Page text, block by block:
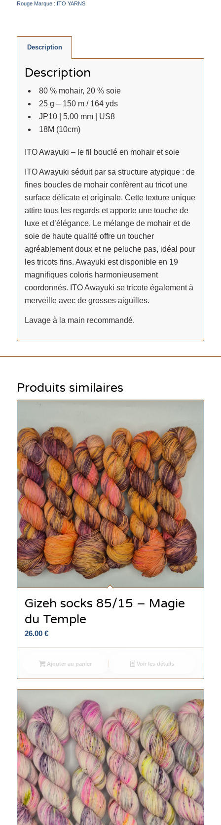
Rouge Marque : ITO YARNS
Description
Description
80 % mohair, 20 % soie
25 g – 150 m / 164 yds
JP10 | 5,00 mm | US8
18M (10cm)
ITO Awayuki – le fil bouclé en mohair et soie
ITO Awayuki séduit par sa structure atypique : de
fines boucles de mohair confèrent au tricot une
surface délicate et originale. Cette texture unique
attire tous les regards et apporte une touche de
luxe et d’élégance. Le mélange de mohair et de
soie de haute qualité offre un toucher
agréablement doux et ne peluche pas, idéal pour
les tricots fins. Awayuki est disponible en 19
magnifiques coloris harmonieusement
coordonnés. ITO Awayuki se tricote également à
merveille avec de grosses aiguilles.
Lavage à la main recommandé.
Produits similaires
Gizeh socks 85/15 – Magie
du Temple
26.00 €
Ajouter au panier Voir les détails